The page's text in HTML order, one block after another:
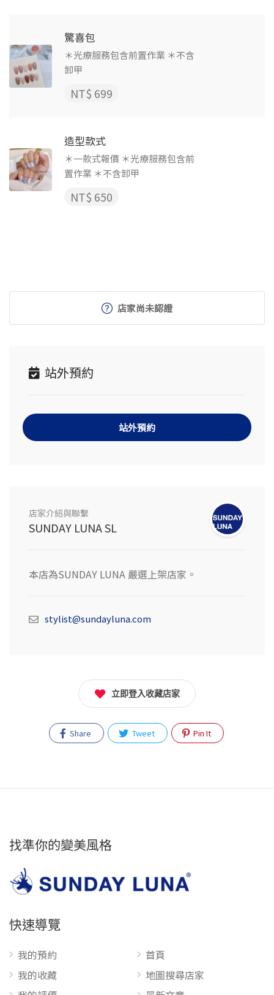
驚喜包
＊光療服務包含前置作業 ＊不含
卸甲
NT$ 699
造型款式
＊一款式報價 ＊光療服務包含前
置作業 ＊不含卸甲
NT$ 650
店家尚未認證
站外預約
站外預約
店家介紹與聯繫
SUNDAY LUNA SL
本店為SUNDAY LUNA 嚴選上架店家。
stylist@sundayluna.com
立即登入收藏店家
Share Tweet Pin It
找準你的變美風格
快速導覽
我的預約
我的收藏
首頁
地圖搜尋店家